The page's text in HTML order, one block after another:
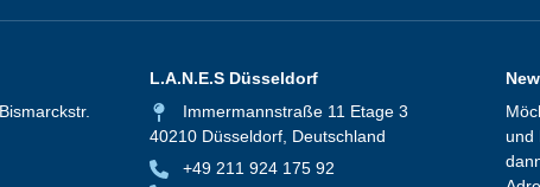
L.A.N.E.S Düsseldorf
Immermannstraße 11 Etage 3
40210 Düsseldorf, Deutschland
+49 211 924 175 92
und